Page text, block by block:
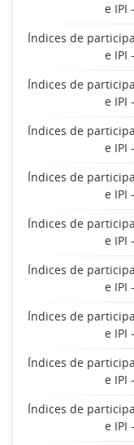
e IPI
Índices de
e IPI
Índices de
e IPI
Índices de
e IPI
Índices de
e IPI
Índices de
e IPI
Índices de
e IPI
Índices de
e IPI
Índices de
e IPI
Índices de
e IPI